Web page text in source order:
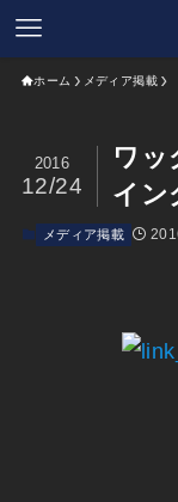
ホーム メディア掲載
ワッ
イ
2016
12/24
メディア掲載